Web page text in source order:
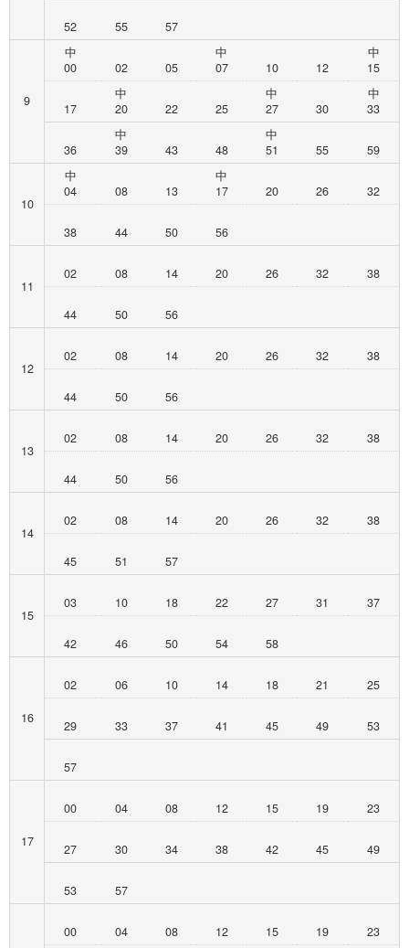
52 55 57
9
中
00
02 05
中
07
10 12
中
15
17
中
20
22 25
中
27
30
中
33
36
中
39
43 48
中
51
55 59
10
中
04
08 13
中
17
20 26 32
38 44 50 56
11
02 08 14 20 26 32 38
44 50 56
12
02 08 14 20 26 32 38
44 50 56
13
02 08 14 20 26 32 38
44 50 56
14
02 08 14 20 26 32 38
45 51 57
15
03 10 18 22 27 31 37
42 46 50 54 58
16
02 06 10 14 18 21 25
29 33 37 41 45 49 53
57
17
00 04 08 12 15 19 23
27 30 34 38 42 45 49
53 57
00 04 08 12 15 19 23